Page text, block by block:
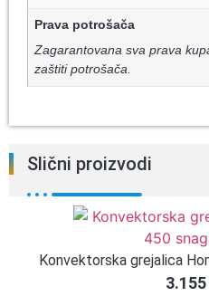
Prava potrošača
Zagarantovana sva prava
zaštiti potrošača.
Slični proizvodi
Konvektorska grejalica
3.155